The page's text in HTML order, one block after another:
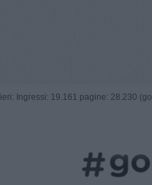
ieri: Ingressi: 19.161 pagine: 28.230